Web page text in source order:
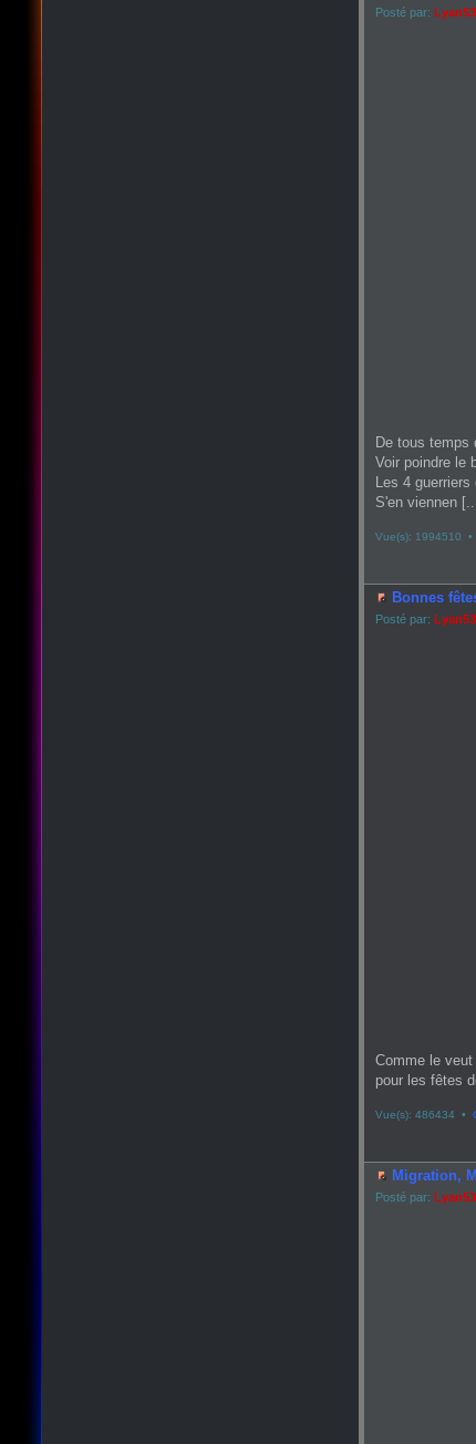
Posté par: Lyan53
De tous temps
Voir poindre le
Les 4 guerriers
S'en viennen
Vue(s): 1994510 •
Bonnes
Posté par: Lyan53
Comme le
pour les fêtes
Vue(s): 486434 •
Migration,
Posté par: Lyan53